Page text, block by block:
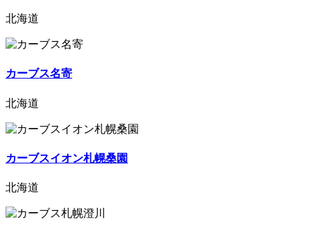
北海道
カーブス名寄
北海道
カーブスイオン札幌桑園
北海道